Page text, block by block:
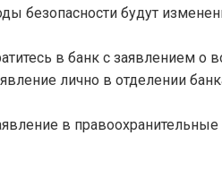
безопасности будут
в банк с заявлением о
лично в отделении
в правоохранительные